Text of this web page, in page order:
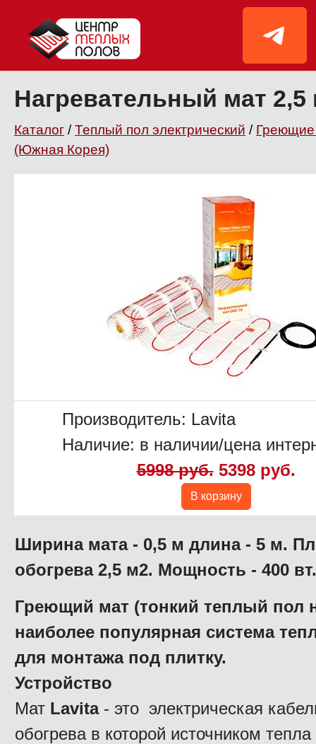
Нагревательный мат 2,5
Каталог /Теплый пол электрический /
(Южная Корея)
Производитель: Lavita
Наличие: в наличии/цена
5998 руб. 5398 руб.
В корзину
Ширина мата - 0,5 м длина - 5 м.
обогрева 2,5 м2. Мощность - 400 вт.
Греющий мат (тонкий теплый пол
наиболее популярная система
для монтажа под плитку.
Устройство
Мат Lavita - это электрическая
обогрева в которой источником